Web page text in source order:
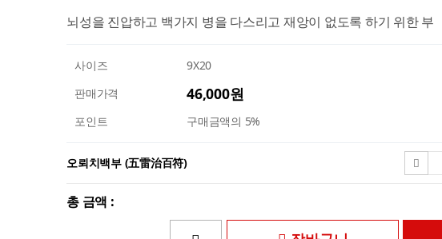
뇌성을 진압하고 백가지 병을 다스리고 재앙이 없도록 하기 위한 부
사이즈
9X20
판매가격
46,000원
포인트 구매금액의 5%
오뢰치백부 (五雷治百符)
총 금액 :